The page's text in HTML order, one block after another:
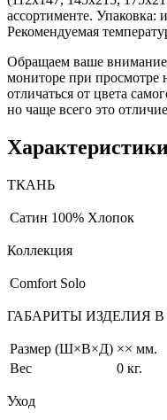
ассортименте.
Рекомендуемая
Обращаем ваше
мониторе при просмотре
отличаться от цвета
но чаще всего это
ТКАНЬ
Сатин 100% Хлопок
Коллекция
Comfort Solo
ГАБАРИТЫ ИЗДЕЛИЯ
Размер (Ш×В×Д) ×× мм.
Вес
0 кг.
Уход